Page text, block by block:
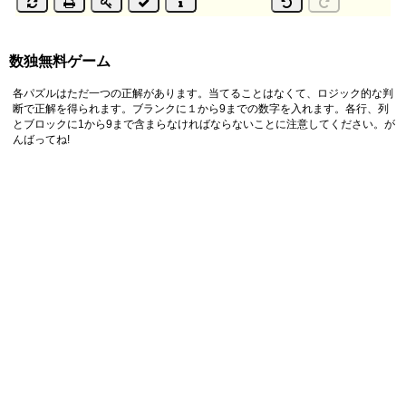
数独無料ゲーム
各パズルはただ一つの正解があります。当てることはなくて、ロジック的な判
断で正解を得られます。ブランクに１から9までの数字を入れます。各行、列
とブロックに1から9まで含まらなければならないことに注意してください。が
んばってね!